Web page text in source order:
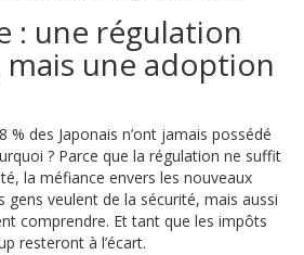
: une régulation
mais une adoption
des Japonais n’ont jamais possédé
? Parce que la régulation ne suffit
la méfiance envers les nouveaux
veulent de la sécurité, mais aussi
comprendre. Et tant que les impôts
resteront à l’écart.